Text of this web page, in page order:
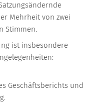
Mehrheit von zwei
Stimmen.
ist insbesondere
Geschäftsberichts und